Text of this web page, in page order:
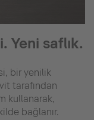
Yeni saflık.
bir yenilik
tarafından
kullanarak,
bağlanır.